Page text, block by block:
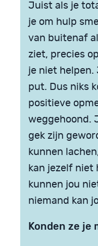
Juist als je
je om hulp
van buitenaf
ziet, precies
je niet helpen.
put. Dus niks
positieve
weggehoond.
gek zijn
kunnen
kan jezelf niet
kunnen jou
niemand kan
Konden ze je